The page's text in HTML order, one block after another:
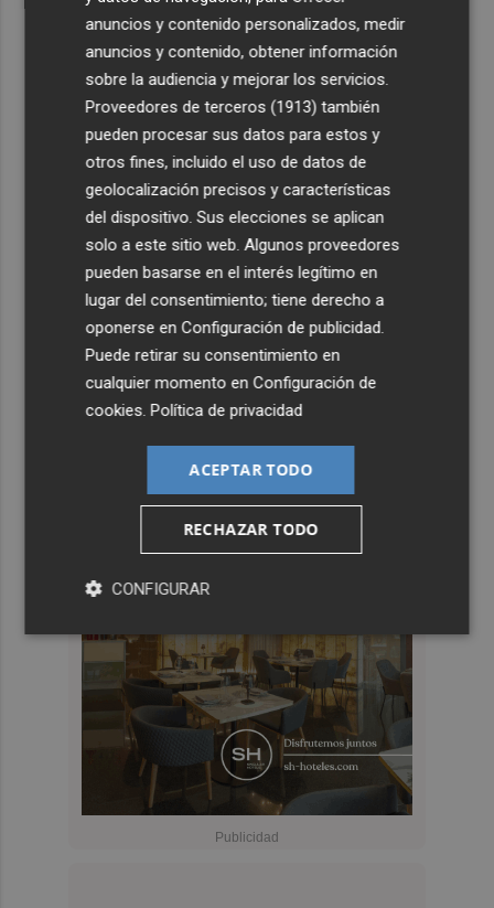
anuncios y contenido personalizados, medir
anuncios y contenido, obtener información
sobre la audiencia y mejorar los servicios.
Proveedores de terceros (1913) también
pueden procesar sus datos para estos y
otros fines, incluido el uso de datos de
geolocalización precisos y características
del dispositivo. Sus elecciones se aplican
solo a este sitio web. Algunos proveedores
pueden basarse en el interés legítimo en
lugar del consentimiento; tiene derecho a
oponerse enConfiguración de publicidad
Puede retirar su consentimiento en
cualquier momento enConfiguración de
cookies .Política de privacidad
ACEPTAR TODO
RECHAZAR TODO
CONFIGURAR